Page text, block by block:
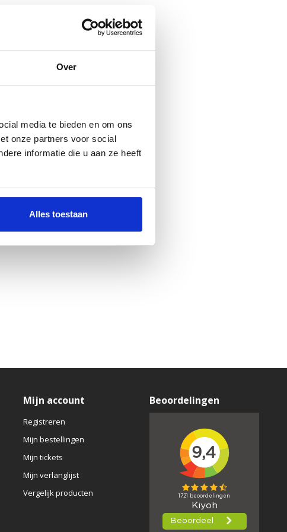
Over
media te bieden en om ons
onze partners voor social
informatie die u aan ze heeft
Alles toestaan
Mijn account
Registreren
Mijn bestellingen
Mijn tickets
Mijn verlanglijst
Vergelijk producten
Beoordelingen